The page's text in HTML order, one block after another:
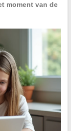
moment van de